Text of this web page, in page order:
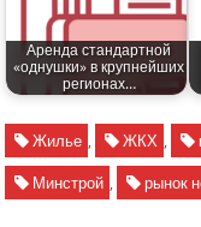
Аренда стандартной
«однушки» в крупнейших
регионах…
Жилье , ЖКХ ,
Минстрой , рынок